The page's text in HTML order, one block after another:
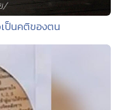
ป็นคติของตน